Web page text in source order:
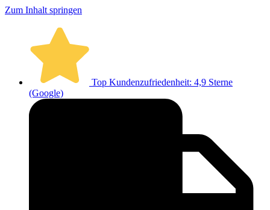
Zum Inhalt springen
Top Kundenzufriedenheit: 4,9 Sterne
(Google)